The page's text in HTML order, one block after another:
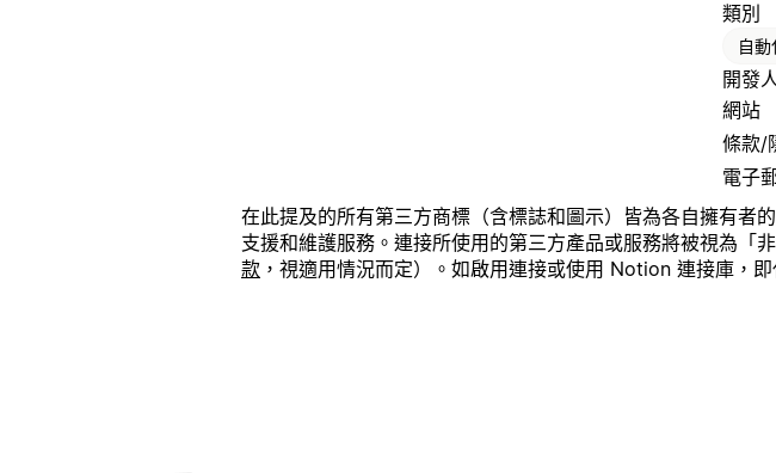
類別
自動
開發
網站
條款/
電子
在此提及的所有第三方商標（含標誌和圖示）皆為各自擁有
支援和維護服務。連接所使用的第三方產品或服務將被視為
款 ，視適用情況而定）。如啟用連接或使用 Notion 連接庫，